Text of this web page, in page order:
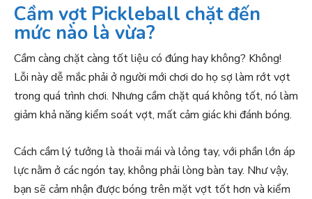
Cầm vợt Pickleball chặt đến
mức nào là vừa?
Cầm càng chặt càng tốt liệu có đúng hay không? Không!
Lỗi này dễ mắc phải ở người mới chơi do họ sợ làm rớt vợt
trong quá trình chơi. Nhưng cầm chặt quá không tốt, nó làm
giảm khả năng kiểm soát vợt, mất cảm giác khi đánh bóng.
Cách cầm lý tưởng là thoải mái và lỏng tay, với phần lớn áp
lực nằm ở các ngón tay, không phải lòng bàn tay. Như vậy,
bạn sẽ cảm nhận được bóng trên mặt vợt tốt hơn và kiểm